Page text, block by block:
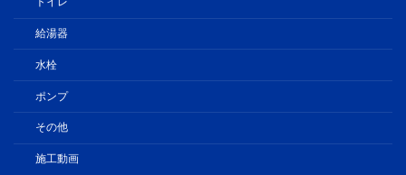
給湯器
水栓
ポンプ
その他
施工動画